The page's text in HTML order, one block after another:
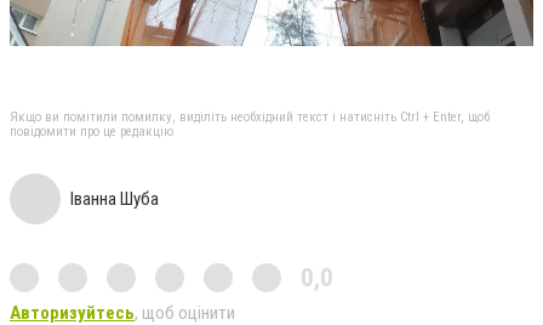
Якщо ви помітили помилку, виділіть необхідний текст і натисніть Ctrl + Enter, щоб
повідомити про це редакцію
Іванна Шуба
0,0
Авторизуйтесь, щоб оцінити